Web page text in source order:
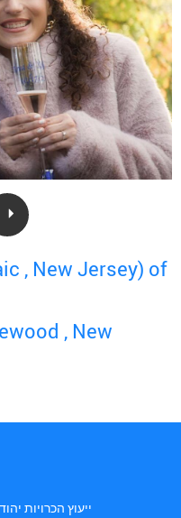
, New Jersey) of
, New
ייעוץ הכרויות